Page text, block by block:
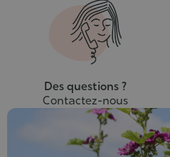
Des questions ?
Contactez-nous